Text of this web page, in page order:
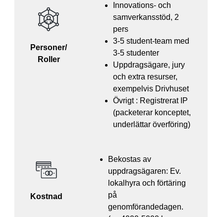
Personer/
Roller
Innovations- och
samverkansstöd, 2
pers
3-5 student-team med
3-5 studenter
Uppdragsägare, jury
och extra resurser,
exempelvis Drivhuset
Övrigt : Registrerat IP
(packeterar konceptet,
underlättar överföring)
Kostnad
Bekostas av
uppdragsägaren: Ev.
lokalhyra och förtäring
på
genomförandedagen.